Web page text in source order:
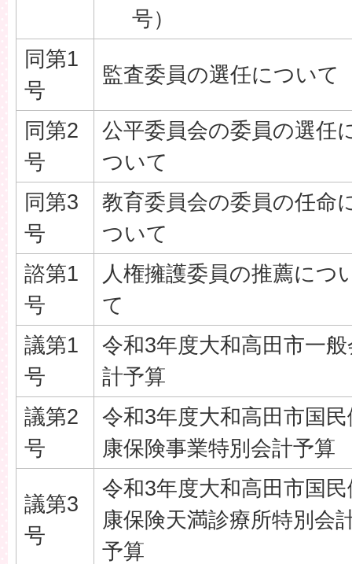
号）
同第1
号
監査委員の選任について
同第2
号
公平委員会の委員の選任
ついて
同第3
号
教育委員会の委員の任命
ついて
諮第1
号
人権擁護委員の推薦につ
て
議第1
号
令和3年度大和高田市一般
計予算
議第2
号
令和3年度大和高田市国民
康保険事業特別会計予算
議第3
号
令和3年度大和高田市国民
康保険天満診療所特別会
予算